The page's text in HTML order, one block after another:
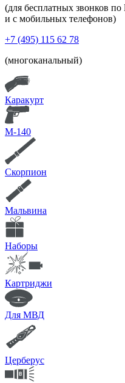
(для бесплатных звонков по
и с мобильных телефонов)
+7 (495) 115 62 78
(многоканальный)
Каракурт
М-140
Скорпион
Мальвина
Наборы
Картриджи
Для МВД
Церберус